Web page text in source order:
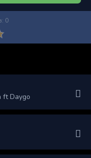
0
ft Daygo